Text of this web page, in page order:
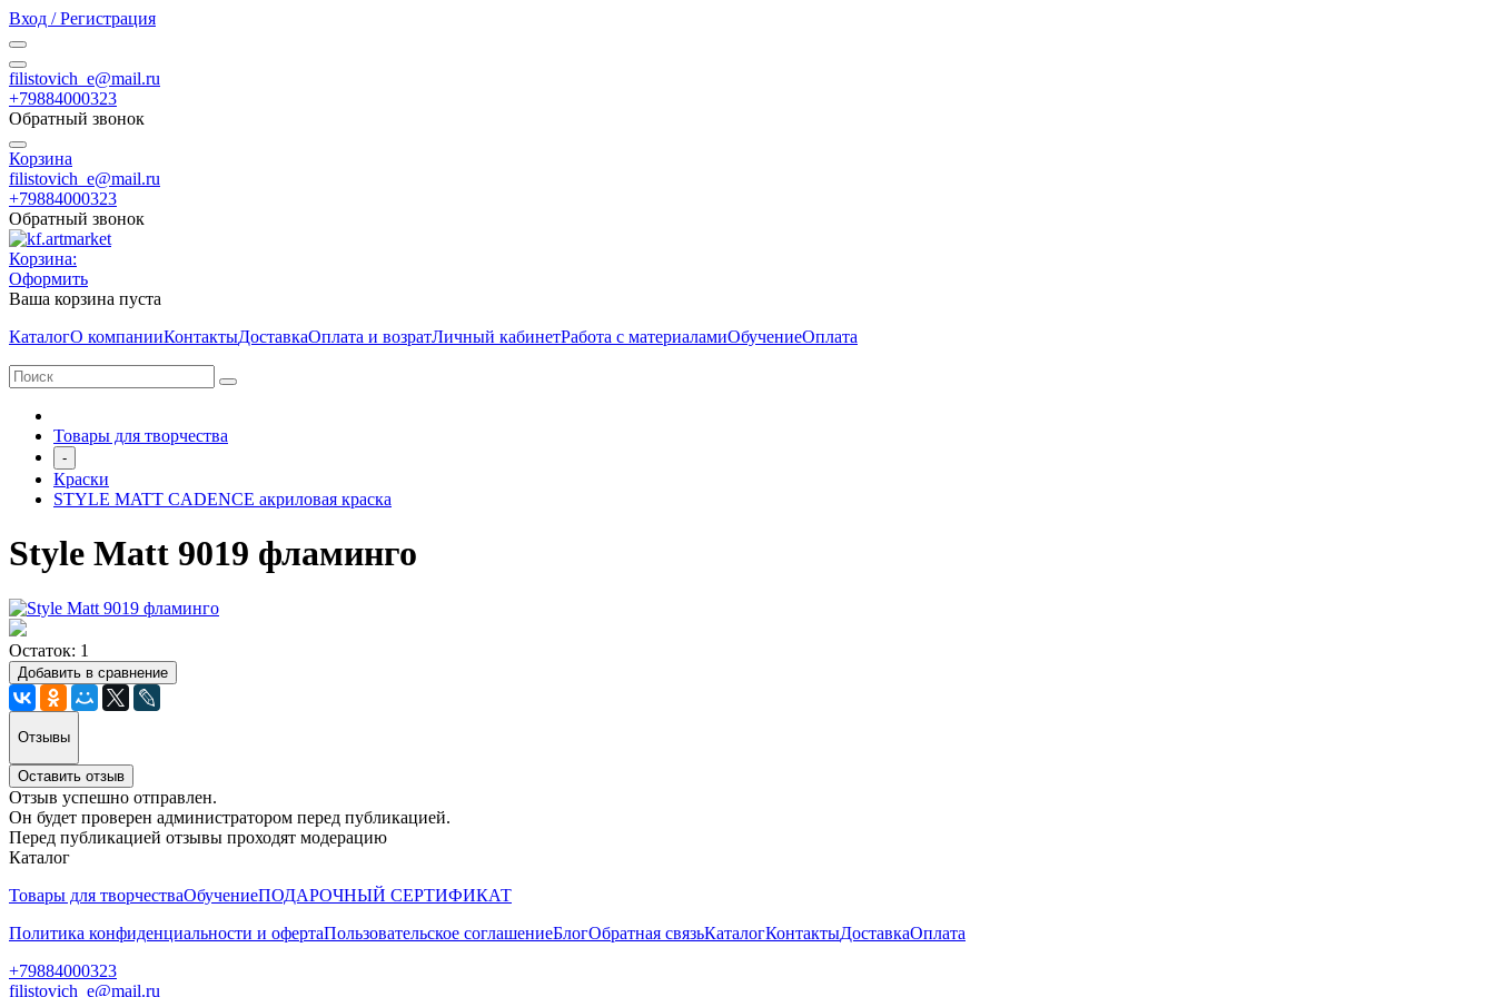
Вход / Регистрация
filistovich_e@mail.ru
+79884000323
Обратный звонок
Корзина
filistovich_e@mail.ru
+79884000323
Обратный звонок
Корзина:
Оформить
Ваша корзина пуста
КаталогО компанииКонтактыДоставкаОплата и возратЛичный кабинетРабота с материаламиОбучениеОплата
Товары для творчества
-
Краски
STYLE MATT CADENCE акриловая краска
Style Matt 9019 фламинго
Остаток: 1
Добавить в сравнение
Отзывы
Оставить отзыв
Отзыв успешно отправлен.
Он будет проверен администратором перед публикацией.
Перед публикацией отзывы проходят модерацию
Каталог
Товары для творчестваОбучениеПОДАРОЧНЫЙ СЕРТИФИКАТ
Политика конфиденциальности и офертаПользовательское соглашениеБлогОбратная связьКаталогКонтактыДоставкаОплата
+79884000323
filistovich_e@mail.ru